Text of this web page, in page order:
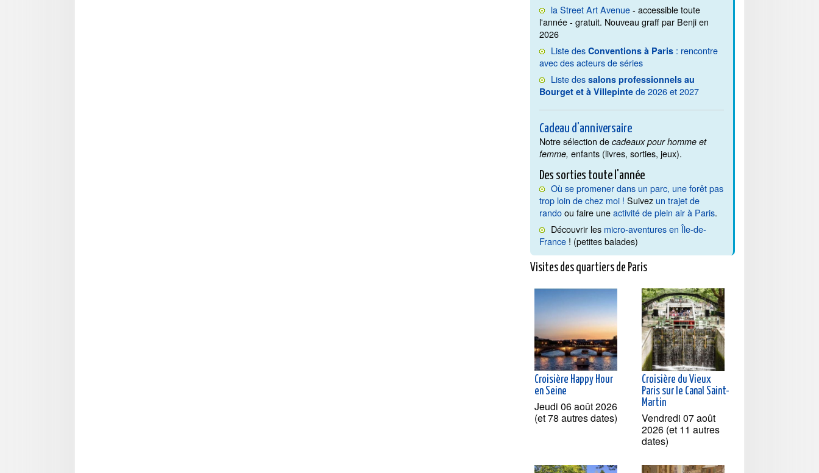
la Street Art Avenue- accessible toute
l'année - gratuit. Nouveau graff par Benji en
2026
Liste desConventions à Paris : rencontre
avec des acteurs de séries
Liste dessalons professionnels au
Bourget et à Villepinte de 2026 et 2027
Cadeau d'anniversaire
Notre sélection decadeaux pour homme et
femme, enfants (livres, sorties, jeux).
Des sorties toute l'année
Où se promener dans un parc, une forêt pas
trop loin de chez moi ! Suivez un trajet de
randoou faire uneactivité de plein air à Paris.
Découvrir les micro-aventures en Île-de-
France ! (petites balades)
Visites des quartiers de Paris
Croisière Happy Hour
en Seine
Jeudi 06 août 2026
(et 78 autres dates)
Croisière du Vieux
Paris sur le Canal Saint-
Martin
Vendredi 07 août
2026 (et 11 autres
dates)